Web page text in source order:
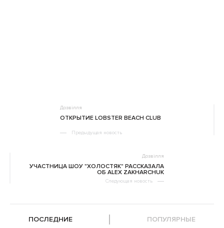
Дозвілля
ОТКРЫТИЕ LOBSTER BEACH CLUB
Предыдущая новость
Дозвілля
УЧАСТНИЦА ШОУ "ХОЛОСТЯК" РАССКАЗАЛА
ОБ ALEX ZAKHARCHUK
Следующая новость
ПОСЛЕДНИЕ ПОПУЛЯРНЫЕ